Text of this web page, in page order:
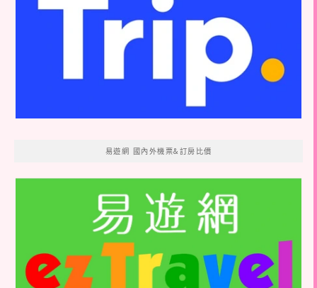
易遊網 國內外機票&訂房比價